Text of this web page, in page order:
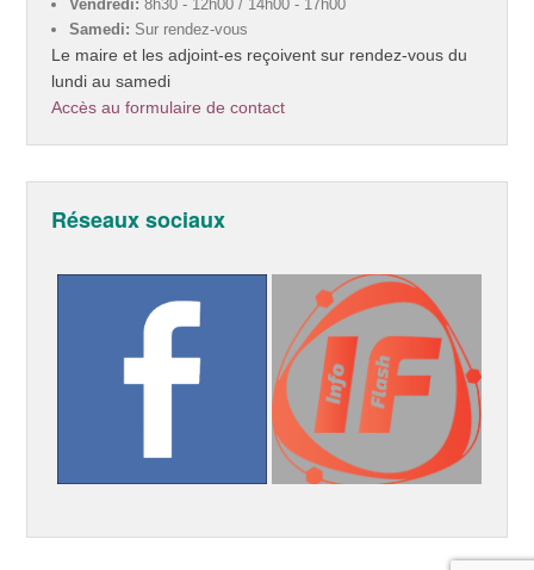
Vendredi: 8h30 - 12h00 / 14h00 - 17h00
Samedi: Sur rendez-vous
Le maire et les adjoint-es reçoivent sur rendez-vous du
lundi au samedi
Accès au formulaire de contact
Réseaux sociaux